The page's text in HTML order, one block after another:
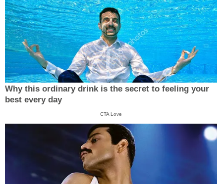
Why this ordinary drink is the secret to feeling your
best every day
CTA Love